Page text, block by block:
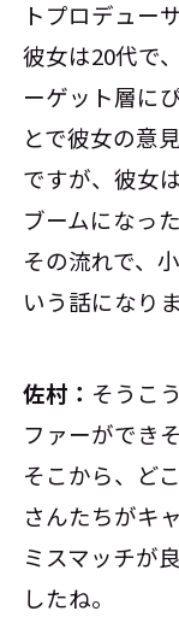
トプロデュー
彼女は20代で
ーゲット層に
とで彼女の意
ですが、彼女
ブームになっ
その流れで、
いう話になり
佐村： そうこ
ファーができ
そこから、ど
さんたちがキ
ミスマッチが
したね。